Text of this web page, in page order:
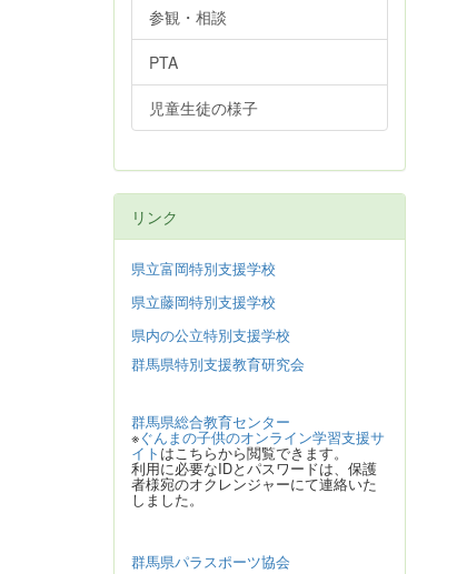
参観・相談
PTA
児童生徒の様子
リンク
県立富岡特別支援学校
県立藤岡特別支援学校
県内の公立特別支援学校
群馬県特別支援教育研究会
群馬県総合教育センター
※ぐんまの子供のオンライン学習支援サ
イト はこちらから閲覧できます。
利用に必要なIDとパスワードは、保護
者様宛のオクレンジャーにて連絡いた
しました。
群馬県パラスポーツ協会